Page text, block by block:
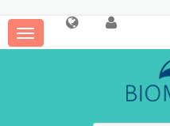
Toggle
navigation